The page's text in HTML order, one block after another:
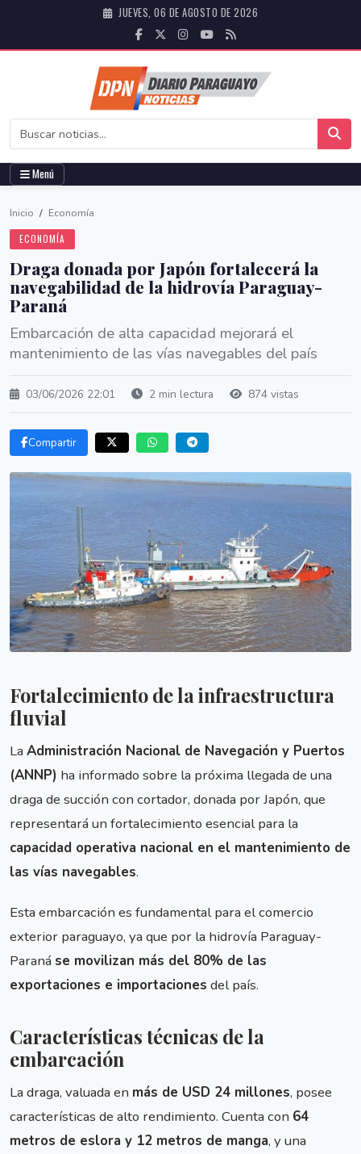
JUEVES, 06 DE AGOSTO DE 2026
Menú
Inicio / Economía
ECONOMÍA
Draga donada por Japón fortalecerá la
navegabilidad de la hidrovía Paraguay-
Paraná
Embarcación de alta capacidad mejorará el
mantenimiento de las vías navegables del país
03/06/2026 22:01 2 min lectura 874 vistas
Compartir
Fortalecimiento de la infraestructura
fluvial
La Administración Nacional de Navegación y Puertos
(ANNP) ha informado sobre la próxima llegada de una
draga de succión con cortador, donada por Japón, que
representará un fortalecimiento esencial para la
capacidad operativa nacional en el mantenimiento de
las vías navegables.
Esta embarcación es fundamental para el comercio
exterior paraguayo, ya que por la hidrovía Paraguay-
Paraná se movilizan más del 80% de las
exportaciones e importaciones del país.
Características técnicas de la
embarcación
La draga, valuada en más de USD 24 millones, posee
características de alto rendimiento. Cuenta con 64
metros de eslora y 12 metros de manga, y una